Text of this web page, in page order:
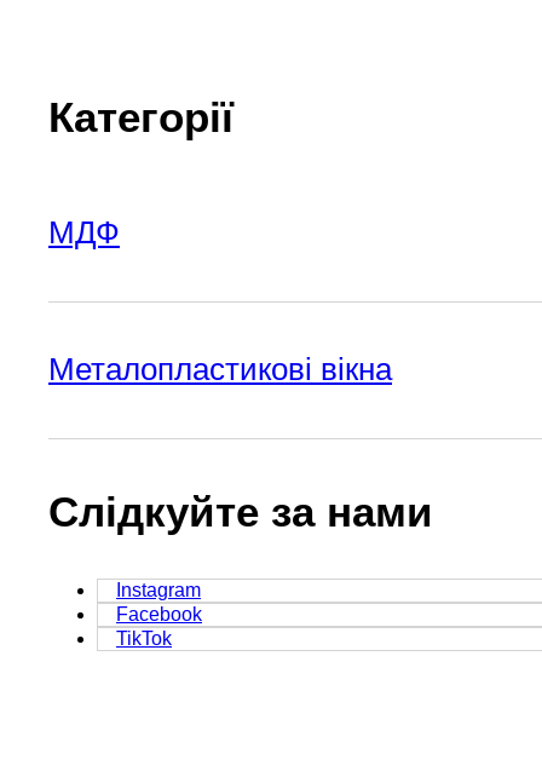
Категорії
МДФ
Металопластикові вікна
Слідкуйте за нами
Instagram
Facebook
TikTok